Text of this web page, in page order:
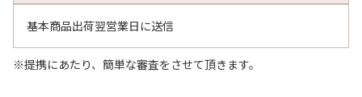
基本商品出荷翌営業日に送信
※提携にあたり、簡単な審査をさせて頂きます。